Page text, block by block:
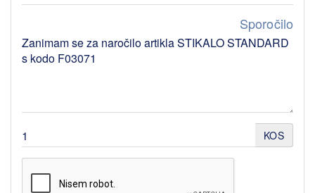
Sporočilo
KOS